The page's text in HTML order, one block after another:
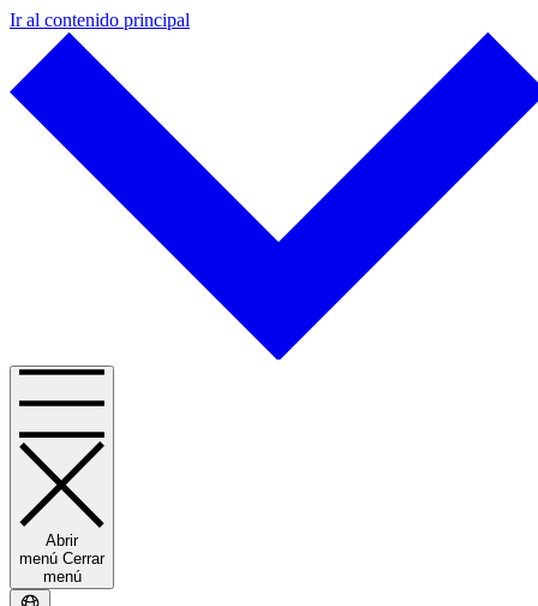
Ir al contenido principal
Abrir
menú Cerrar
menú